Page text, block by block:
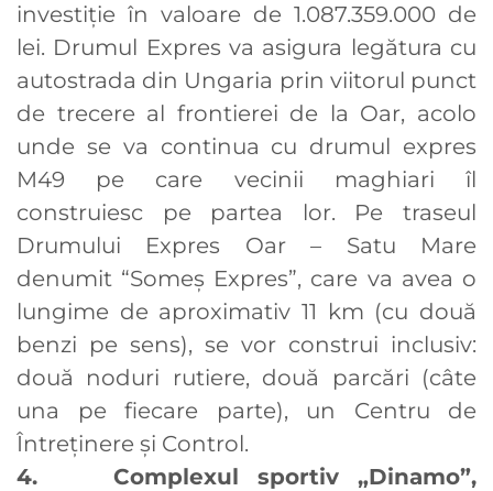
investiție în valoare de 1.087.359.000 de
lei. Drumul Expres va asigura legătura cu
autostrada din Ungaria prin viitorul punct
de trecere al frontierei de la Oar, acolo
unde se va continua cu drumul expres
M49 pe care vecinii maghiari îl
construiesc pe partea lor. Pe traseul
Drumului Expres Oar – Satu Mare
denumit “Someș Expres”, care va avea o
lungime de aproximativ 11 km (cu două
benzi pe sens), se vor construi inclusiv:
două noduri rutiere, două parcări (câte
una pe fiecare parte), un Centru de
Întreținere și Control.
4. Complexul sportiv „Dinamo”,